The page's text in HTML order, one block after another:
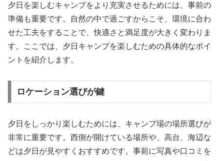
夕日を楽しむキャンプをより充実させるためには、事前の
準備も重要です。自然の中で過ごすからこそ、環境に合わ
せた工夫をすることで、快適さと満足度が大きく変わりま
す。ここでは、夕日キャンプを楽しむための具体的なポイ
ントを紹介します。
ロケーション選びが鍵
夕日をしっかり楽しむためには、キャンプ場の場所選びが
非常に重要です。西側が開けている場所や、高台、海辺な
どは夕日が見やすくおすすめです。事前に写真や口コミを